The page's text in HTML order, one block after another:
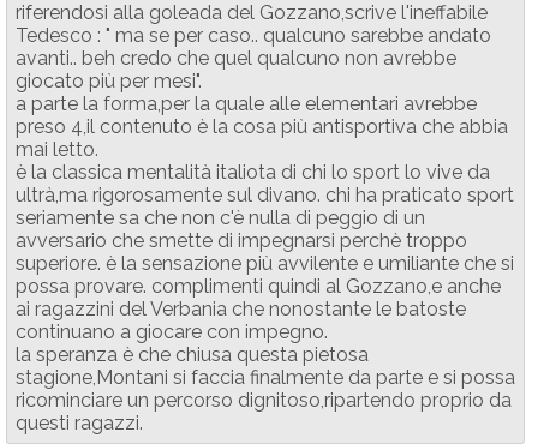
riferendosi alla goleada del Gozzano,scrive l'ineffabile
Tedesco : " ma se per caso.. qualcuno sarebbe andato
avanti.. beh credo che quel qualcuno non avrebbe
giocato più per mesi".
a parte la forma,per la quale alle elementari avrebbe
preso 4,il contenuto è la cosa più antisportiva che abbia
mai letto.
è la classica mentalità italiota di chi lo sport lo vive da
ultrà,ma rigorosamente sul divano. chi ha praticato sport
seriamente sa che non c'è nulla di peggio di un
avversario che smette di impegnarsi perchè troppo
superiore. è la sensazione più avvilente e umiliante che si
possa provare. complimenti quindi al Gozzano,e anche
ai ragazzini del Verbania che nonostante le batoste
continuano a giocare con impegno.
la speranza è che chiusa questa pietosa
stagione,Montani si faccia finalmente da parte e si possa
ricominciare un percorso dignitoso,ripartendo proprio da
questi ragazzi.